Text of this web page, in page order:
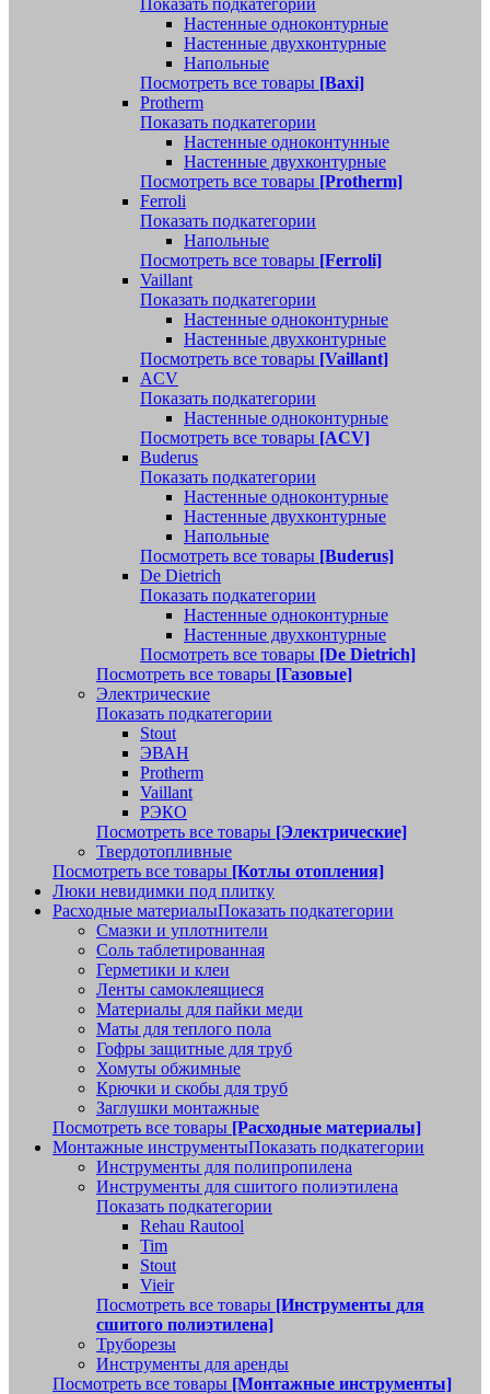
Показать подкатегории
Настенные одноконтурные
Настенные двухконтурные
Напольные
Посмотреть все товары [Baxi]
Protherm
Показать подкатегории
Настенные одноконтунные
Настенные двухконтурные
Посмотреть все товары [Protherm]
Ferroli
Показать подкатегории
Напольные
Посмотреть все товары [Ferroli]
Vaillant
Показать подкатегории
Настенные одноконтурные
Настенные двухконтурные
Посмотреть все товары [Vaillant]
ACV
Показать подкатегории
Настенные одноконтурные
Посмотреть все товары [ACV]
Buderus
Показать подкатегории
Настенные одноконтурные
Настенные двухконтурные
Напольные
Посмотреть все товары [Buderus]
De Dietrich
Показать подкатегории
Настенные одноконтурные
Настенные двухконтурные
Посмотреть все товары [De Dietrich]
Посмотреть все товары [Газовые]
Электрические
Показать подкатегории
Stout
ЭВАН
Protherm
Vaillant
РЭКО
Посмотреть все товары [Электрические]
Твердотопливные
Посмотреть все товары [Котлы отопления]
Люки невидимки под плитку
Расходные материалыПоказать подкатегории
Смазки и уплотнители
Соль таблетированная
Герметики и клеи
Ленты самоклеящиеся
Материалы для пайки меди
Маты для теплого пола
Гофры защитные для труб
Хомуты обжимные
Крючки и скобы для труб
Заглушки монтажные
Посмотреть все товары [Расходные материалы]
Монтажные инструментыПоказать подкатегории
Инструменты для полипропилена
Инструменты для сшитого полиэтилена
Показать подкатегории
Rehau Rautool
Tim
Stout
Vieir
Посмотреть все товары [Инструменты для
сшитого полиэтилена]
Труборезы
Инструменты для аренды
Посмотреть все товары [Монтажные инструменты]